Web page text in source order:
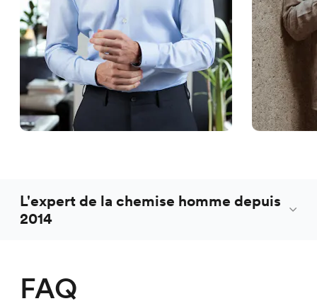
L'expert de la chemise homme depuis
2014
FAQ